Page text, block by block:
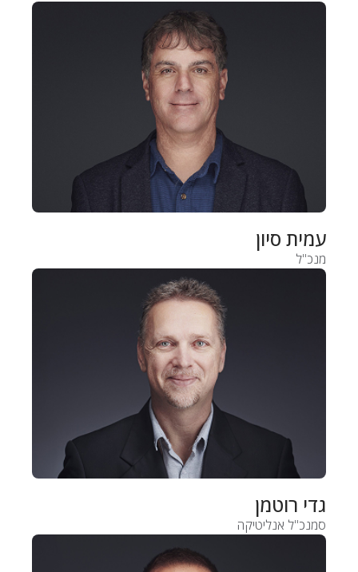
עמית סיון
מנכ"ל
גדי רוטמן
סמנכ"ל אנליטיקה